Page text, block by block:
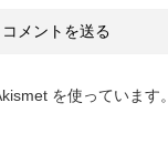
を使っています。